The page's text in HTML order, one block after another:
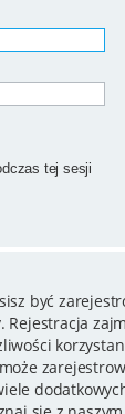
tej sesji
być